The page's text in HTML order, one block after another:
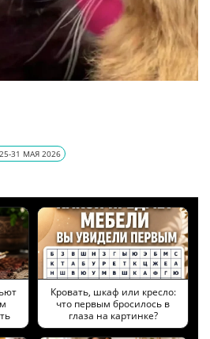
31 МАЯ 2026
Кровать, шкаф или кресло:
что первым бросилось в
глаза на картинке?